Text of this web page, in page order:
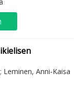
Leminen, Anni-Kaisa